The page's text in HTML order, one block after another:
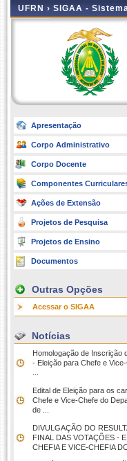
UFRN › SIGAA -
Apresentação
Corpo Administrativo
Corpo Docente
Componentes
Ações de Extensão
Projetos de Pesquisa
Projetos de Ensino
Documentos
Outras Opções
Acessar o SIGAA
Notícias
Homologação de Inscrição
- Eleição para Chefe e
Edital de Eleição para os
Chefe e Vice-Chefe do
de ...
DIVULGAÇÃO DO
FINAL DAS VOTAÇÕES -
CHEFIA E VICE-CHEFIA DO